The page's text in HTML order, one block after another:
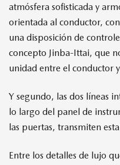
atmósfera sofisticada y
orientada al conductor,
una disposición de
concepto Jinba-Ittai, que
unidad entre el conductor
Y segundo, las dos líneas
lo largo del panel de
las puertas, transmiten
Entre los detalles de lujo